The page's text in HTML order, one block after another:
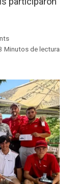
Minutos de lectura